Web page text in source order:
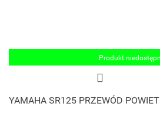
Produkt
YAMAHA SR125 PRZEWÓD